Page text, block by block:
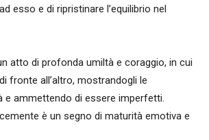
esso e di ripristinare l’equilibrio nel
atto di profonda umiltà e coraggio, in cui
fronte all’altro, mostrandogli le
e ammettendo di essere imperfetti.
è un segno di maturità emotiva e